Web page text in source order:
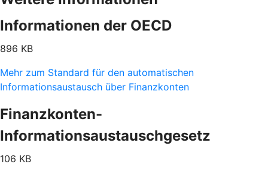
Informationen der OECD
896 KB
Mehr zum Standard für den automatischen
Informationsaustausch über Finanzkonten
Finanzkonten-
Informationsaustauschgesetz
106 KB